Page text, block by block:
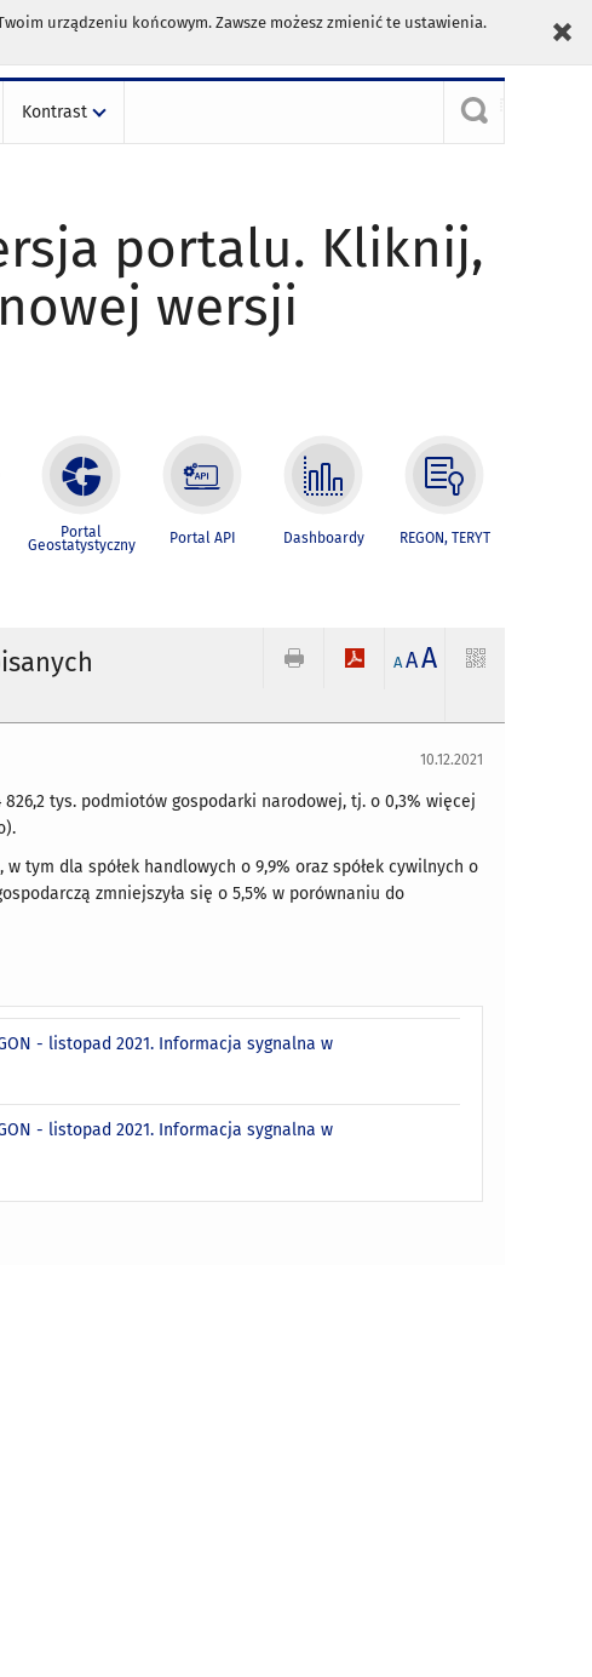
urządzeniu końcowym. Zawsze możesz zmienić te ustawienia.
Kontrast
portalu. Kliknij,
wersji
Portal
Geostatystyczny Portal API Dashboardy REGON, TERYT
A AA
10.12.2021
tys. podmiotów gospodarki narodowej, tj. o 0,3% więcej
tym dla spółek handlowych o 9,9% oraz spółek cywilnych o
zmniejszyła się o 5,5% w porównaniu do
- listopad 2021. Informacja sygnalna w
- listopad 2021. Informacja sygnalna w